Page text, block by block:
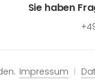
Sie haben
Impressum